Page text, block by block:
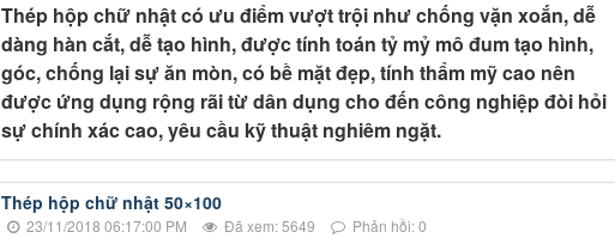
Thép hộp chữ nhật có ưu điểm vượt trội như chống vặn xoắn, dễ
dàng hàn cắt, dễ tạo hình, được tính toán tỷ mỷ mô đum tạo hình,
góc, chống lại sự ăn mòn, có bề mặt đẹp, tính thẩm mỹ cao nên
được ứng dụng rộng rãi từ dân dụng cho đến công nghiệp đòi hỏi
sự chính xác cao, yêu cầu kỹ thuật nghiêm ngặt.
Thép hộp chữ nhật 50×100
23/11/2018 06:17:00 PM Đã xem: 5649 Phản hồi: 0